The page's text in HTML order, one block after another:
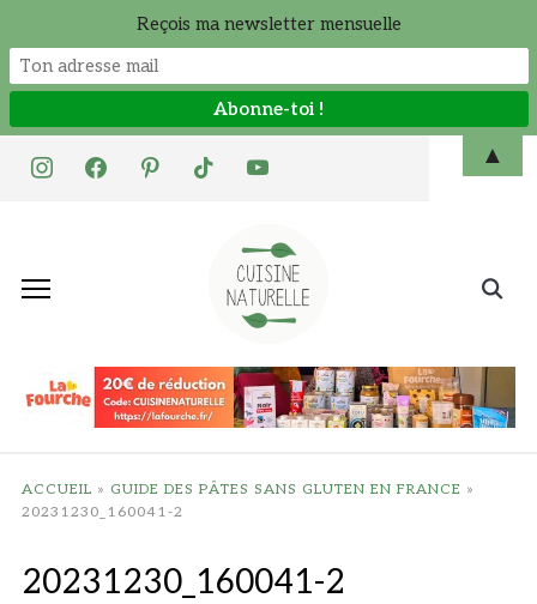
instagramfacebookpinteresttiktok youtube
Search
ACCUEIL » GUIDE DES PÂTES SANS GLUTEN EN FRANCE »
20231230_160041-2
20231230_160041-2
Reçois ma newsletter mensuelle
▲